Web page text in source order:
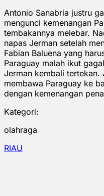
Antonio Sanabria justru
mengunci kemenangan
tembakannya melebar.
napas Jerman setelah
Fabian Baluena yang
Paraguay malah ikut
Jerman kembali tertekan.
membawa Paraguay ke
dengan kemenangan
Kategori:
olahraga
RIAU